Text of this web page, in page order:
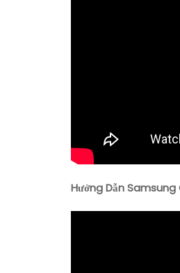
Hướng Dẫn